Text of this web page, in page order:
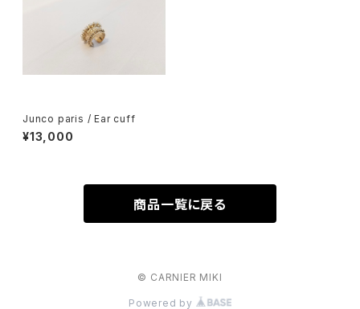
Junco paris / Ear cuff
¥13,000
商品一覧に戻る
© CARNIER MIKI
Powered by